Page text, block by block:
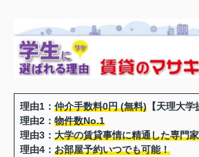
理由1：仲介手数料0円 (無料) 【天理大学
理由2：物件数No.1
理由3：大学の賃貸事情に精通した専門
理由4：お部屋予約いつでも可能！